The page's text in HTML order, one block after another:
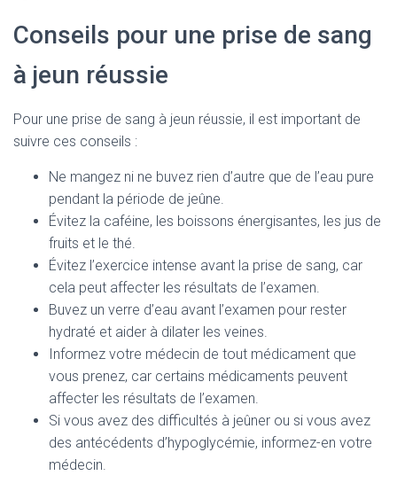
Conseils pour une prise de sang
à jeun réussie
Pour une prise de sang à jeun réussie, il est important de
suivre ces conseils :
Ne mangez ni ne buvez rien d’autre que de l’eau pure
pendant la période de jeûne.
Évitez la caféine, les boissons énergisantes, les jus de
fruits et le thé.
Évitez l’exercice intense avant la prise de sang, car
cela peut affecter les résultats de l’examen.
Buvez un verre d’eau avant l’examen pour rester
hydraté et aider à dilater les veines.
Informez votre médecin de tout médicament que
vous prenez, car certains médicaments peuvent
affecter les résultats de l’examen.
Si vous avez des difficultés à jeûner ou si vous avez
des antécédents d’hypoglycémie, informez-en votre
médecin.